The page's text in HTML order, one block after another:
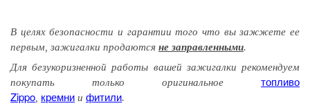
В целях безопасности и гарантии того что вызажжете ее
первым , зажигалки продаются не заправленными.
Для безукоризненной работы вашей зажигалки рекомендуем
покупать только оригинальное топливо
Zippo кремни и фитили.